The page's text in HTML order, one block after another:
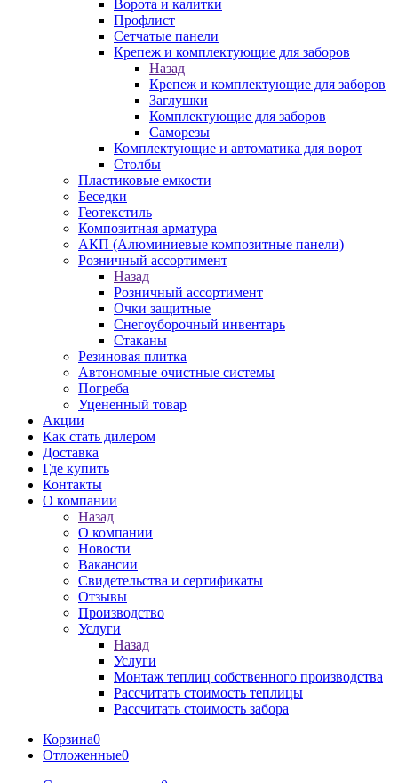
Ворота и калитки
Профлист
Сетчатые панели
Крепеж и комплектующие для заборов
Назад
Крепеж и комплектующие для заборов
Заглушки
Комплектующие для заборов
Саморезы
Комплектующие и автоматика для ворот
Столбы
Пластиковые емкости
Беседки
Геотекстиль
Композитная арматура
АКП (Алюминиевые композитные панели)
Розничный ассортимент
Назад
Розничный ассортимент
Очки защитные
Снегоуборочный инвентарь
Стаканы
Резиновая плитка
Автономные очистные системы
Погреба
Уцененный товар
Акции
Как стать дилером
Доставка
Где купить
Контакты
О компании
Назад
О компании
Новости
Вакансии
Свидетельства и сертификаты
Отзывы
Производство
Услуги
Назад
Услуги
Монтаж теплиц собственного производства
Рассчитать стоимость теплицы
Рассчитать стоимость забора
Корзина0
Отложенные0